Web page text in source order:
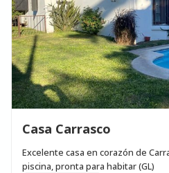
Casa Carrasco
Excelente casa en corazón de
piscina, pronta para habitar (GL)